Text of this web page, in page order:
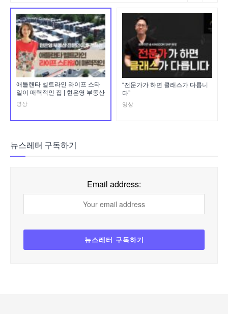
애틀랜타 벨트라인 라이프 스타
일이 매력적인 집 | 현은영 부동산
영상
“전문가가 하면 클래스가 다릅니
다”
영상
뉴스레터 구독하기
Email address: